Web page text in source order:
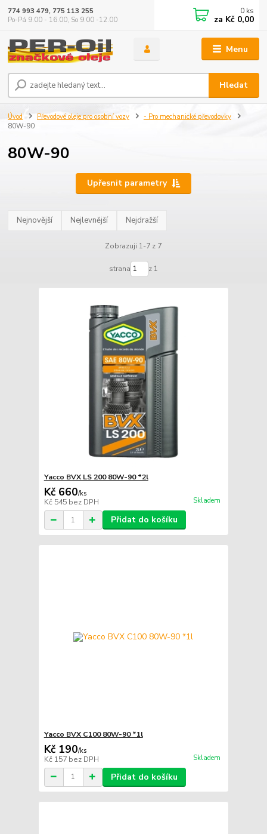
Menu
Hledat
774 993 479, 775 113 255
Po-Pá 9.00 - 16.00, So 9.00 -12.00
0 ks
za Kč 0,00
Úvod Převodové oleje pro osobní vozy
- Pro mechanické převodovky
80W-90
80W-90
Upřesnit parametry
Nejnovější Nejlevnější Nejdražší
Zobrazuji 1-7 z 7
strana z 1
Yacco BVX LS 200 80W-90 *2l
Kč 660/ks
Kč 545 bez DPH Skladem
Přidat do košíku
Yacco BVX C100 80W-90 *1l
Kč 190/ks
Kč 157 bez DPH Skladem
Přidat do košíku